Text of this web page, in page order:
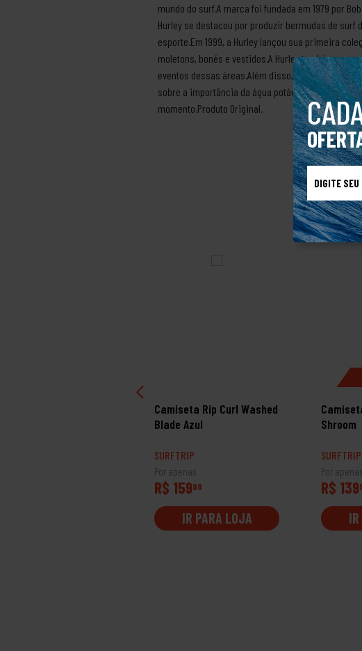
mundo do surf.A marca foi fundada em 1979 por
Hurley se destacou por produzir bermudas de
esporte.Em 1999, a Hurley lançou sua primeira
moletons, bonés e vestidos.A Hurley também se
eventos dessas áreas.Além disso, a Hurley apoia
sobre a importância da água potável.A Hurley é
momento.Produto Original.
Camiseta Rip Curl Washed
Blade Azul
SURFTRIP
Por apenas
R$ 15999
IR PARA LOJA
Shroom
SURFTRIP
Por apenas
R$ 139